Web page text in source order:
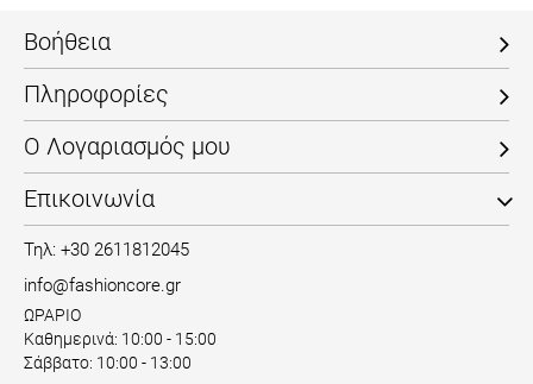
Βοήθεια
Πληροφορίες
Ο Λογαριασμός μου
Επικοινωνία
Τηλ: +30 2611812045
info@fashioncore.gr
ΩΡΑΡΙΟ
Καθημερινά: 10:00 - 15:00
Σάββατο: 10:00 - 13:00